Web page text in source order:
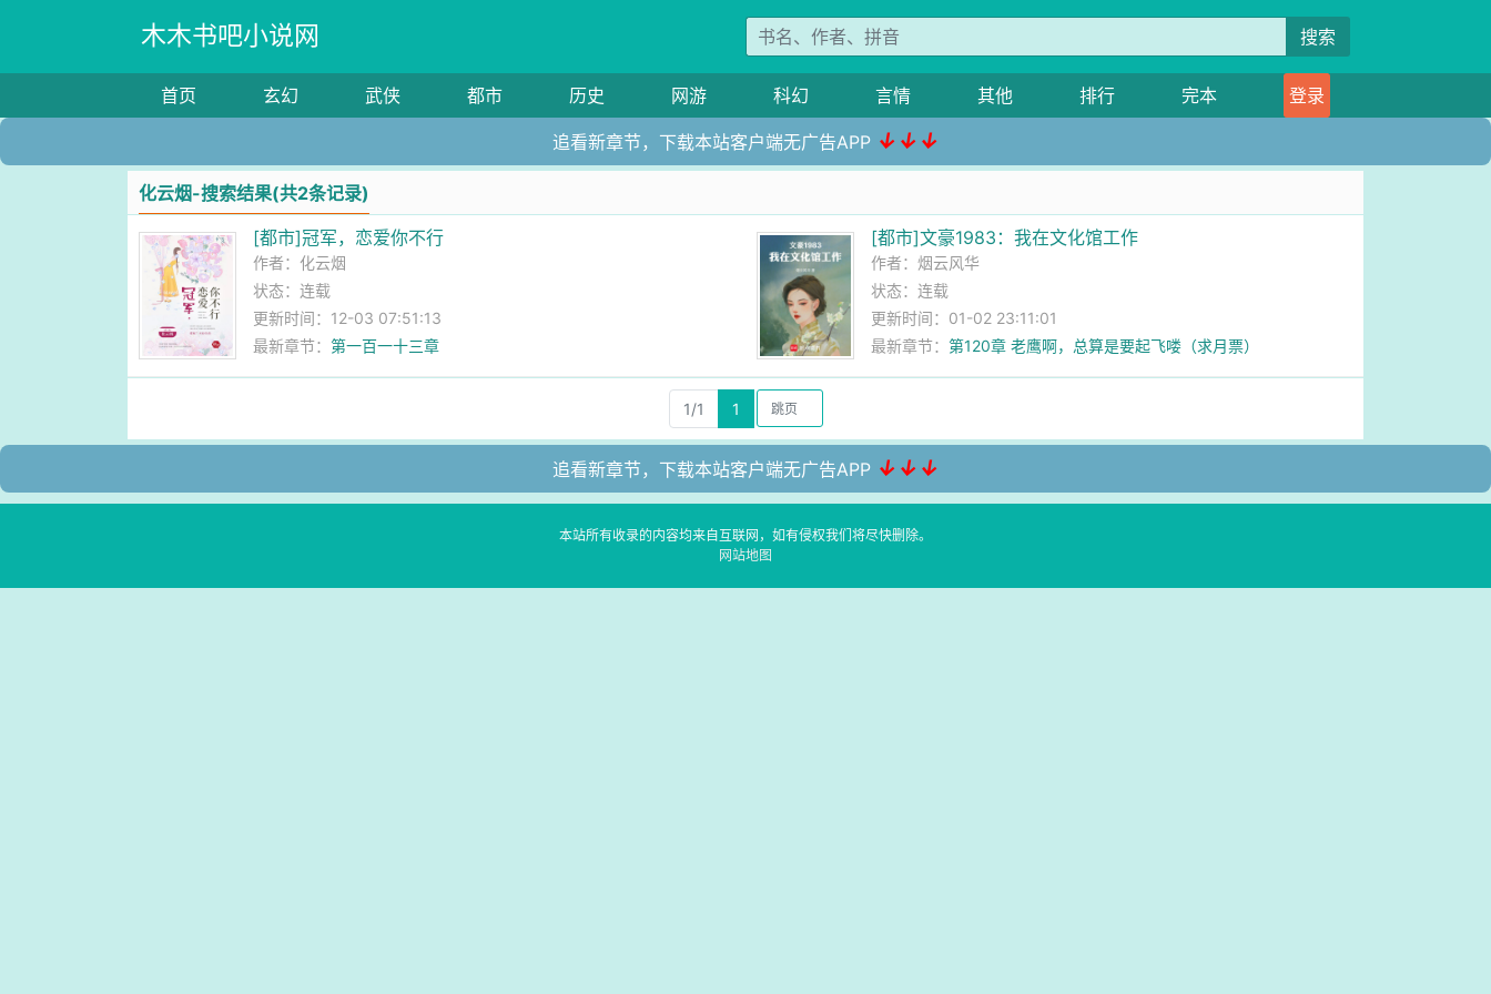
木木书吧小说网 搜索
首页 玄幻 武侠 都市 历史 网游 科幻 言情 其他 排行 完本 登录
追看新章节，下载本站客户端无广告APP ↓↓↓
化云烟-搜索结果(共2条记录)
[都市]冠军，恋爱你不行
作者：化云烟
状态：连载
更新时间：12-03 07:51:13
最新章节：第一百一十三章
[都市]文豪1983：我在文化馆工作
作者： 烟云风华
状态：连载
更新时间：01-02 23:11:01
最新章节： 第120章 老鹰啊，总算是要起飞喽（求月票）
1/1 1
追看新章节，下载本站客户端无广告APP ↓↓↓
本站所有收录的内容均来自互联网，如有侵权我们将尽快删除。
网站地图